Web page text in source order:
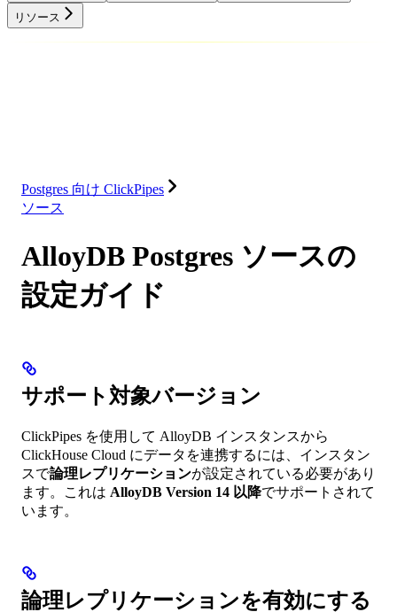
リソース
Postgres 向け ClickPipes
ソース
AlloyDB Postgres ソースの
設定ガイド
サポート対象バージョン
ClickPipes を使用して AlloyDB インスタンスから
ClickHouse Cloud にデータを連携するには、インスタン
スで論理レプリケーションが設定されている必要があり
ます。これは AlloyDB Version 14 以降でサポートされて
います。
論理レプリケーションを有効にする